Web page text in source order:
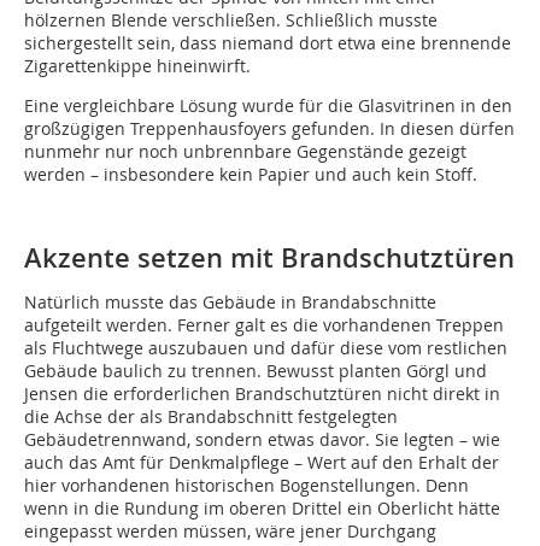
hölzernen Blende verschließen. Schließlich musste
sichergestellt sein, dass niemand dort etwa eine brennende
Zigarettenkippe hineinwirft.
Eine vergleichbare Lösung wurde für die Glasvitrinen in den
großzügigen Treppenhausfoyers gefunden. In diesen dürfen
nunmehr nur noch unbrennbare Gegenstände gezeigt
werden – insbesondere kein Papier und auch kein Stoff.
Akzente setzen mit Brandschutztüren
Natürlich musste das Gebäude in Brandabschnitte
aufgeteilt werden. Ferner galt es die vorhandenen Treppen
als Fluchtwege auszubauen und dafür diese vom restlichen
Gebäude baulich zu trennen. Bewusst planten Görgl und
Jensen die erforderlichen Brandschutztüren nicht direkt in
die Achse der als Brandabschnitt festgelegten
Gebäudetrennwand, sondern etwas davor. Sie legten – wie
auch das Amt für Denkmalpflege – Wert auf den Erhalt der
hier vorhandenen historischen Bogenstellungen. Denn
wenn in die Rundung im oberen Drittel ein Oberlicht hätte
eingepasst werden müssen, wäre jener Durchgang